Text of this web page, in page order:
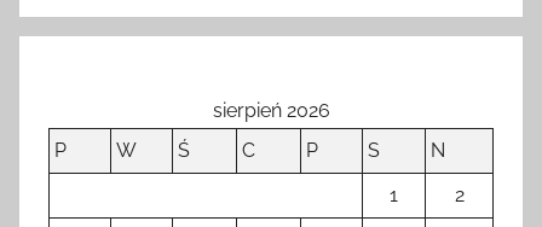
sierpień 2026
P
W Ś C P S
N
1
2